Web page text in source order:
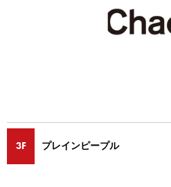
3F プレインピープル